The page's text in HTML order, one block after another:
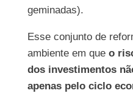
geminadas).
Esse conjunto de
ambiente em que o
dos investimentos
apenas pelo ciclo